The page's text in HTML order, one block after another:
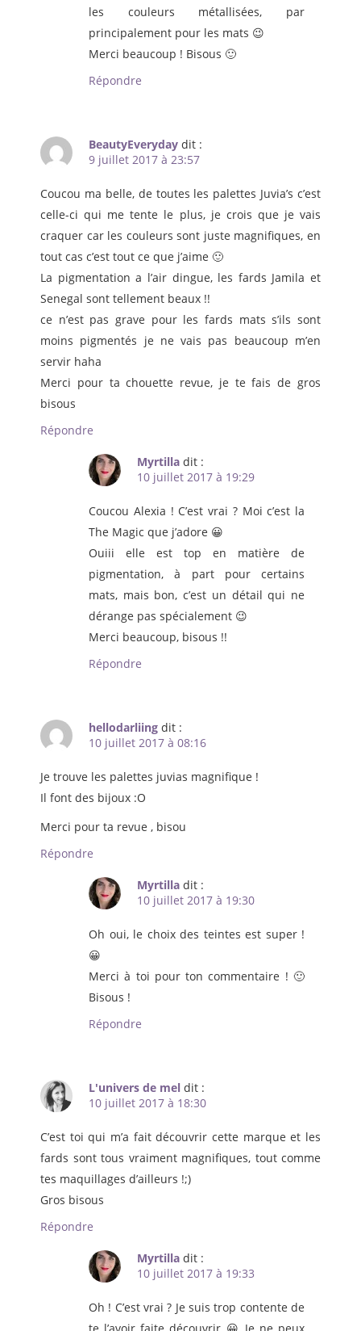
les couleurs métallisées, par
principalement pour les mats 😉
Merci beaucoup ! Bisous 🙂
Répondre
BeautyEveryday dit :
9 juillet 2017 à 23:57
Coucou ma belle, de toutes les palettes Juvia’s c’est
celle-ci qui me tente le plus, je crois que je vais
craquer car les couleurs sont juste magnifiques, en
tout cas c’est tout ce que j’aime 🙂
La pigmentation a l’air dingue, les fards Jamila et
Senegal sont tellement beaux !!
ce n’est pas grave pour les fards mats s’ils sont
moins pigmentés je ne vais pas beaucoup m’en
servir haha
Merci pour ta chouette revue, je te fais de gros
bisous
Répondre
Myrtilla dit :
10 juillet 2017 à 19:29
Coucou Alexia ! C’est vrai ? Moi c’est la
The Magic que j’adore 😀
Ouiii elle est top en matière de
pigmentation, à part pour certains
mats, mais bon, c’est un détail qui ne
dérange pas spécialement 😉
Merci beaucoup, bisous !!
Répondre
hellodarliing dit :
10 juillet 2017 à 08:16
Je trouve les palettes juvias magnifique !
Il font des bijoux :O
Merci pour ta revue , bisou
Répondre
Myrtilla dit :
10 juillet 2017 à 19:30
Oh oui, le choix des teintes est super !
😀
Merci à toi pour ton commentaire ! 🙂
Bisous !
Répondre
L'univers de mel dit :
10 juillet 2017 à 18:30
C’est toi qui m’a fait découvrir cette marque et les
fards sont tous vraiment magnifiques, tout comme
tes maquillages d’ailleurs !;)
Gros bisous
Répondre
Myrtilla dit :
10 juillet 2017 à 19:33
Oh ! C’est vrai ? Je suis trop contente de